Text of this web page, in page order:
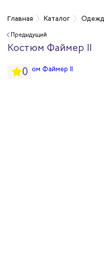
Главная Каталог
Предыдущий
Костюм Файмер II
0